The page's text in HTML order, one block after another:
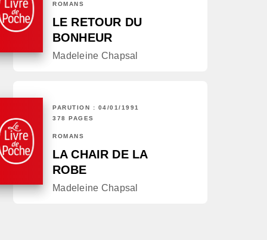
ROMANS
LE RETOUR DU
BONHEUR
Madeleine Chapsal
PARUTION : 04/01/1991
378 PAGES
ROMANS
LA CHAIR DE LA
ROBE
Madeleine Chapsal